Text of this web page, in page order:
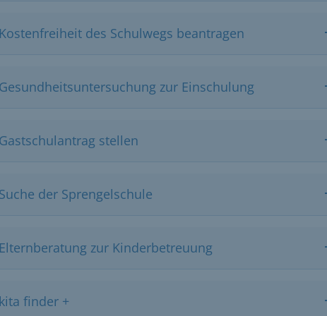
Kostenfreiheit des Schulwegs beantragen
Gesundheitsuntersuchung zur Einschulung
Gastschulantrag stellen
Suche der Sprengelschule
Elternberatung zur Kinderbetreuung
kita finder +